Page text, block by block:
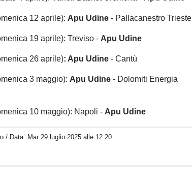
12 aprile): Apu Udine - Pallacanestro Trieste
19 aprile): Treviso - Apu Udine
26 aprile): Apu Udine - Cantù
3 maggio): Apu Udine - Dolomiti Energia
10 maggio): Napoli - Apu Udine
/ Data: Mar 29 luglio 2025 alle 12:20